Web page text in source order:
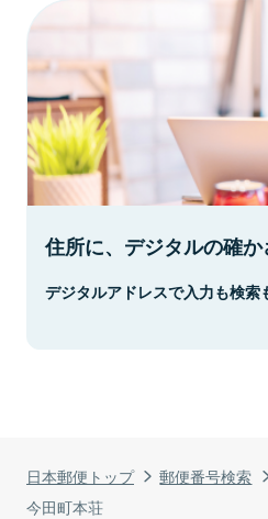
日本郵便トップ 郵便番号検索
今田町本荘
住所に、デジタルの確か
デジタルアドレスで入力も検索